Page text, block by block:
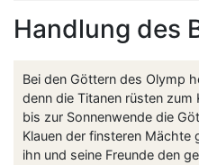
Handlung des
Bei den Göttern des Olymp
denn die Titanen rüsten
bis zur Sonnenwende die
Klauen der finsteren Mächte
ihn und seine Freunde den